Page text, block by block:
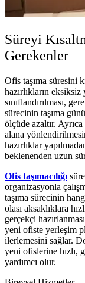
Süreyi
Gerekenler
Ofis taşıma süresini
hazırlıkların eksiksiz
sınıflandırılması,
sürecinin taşıma
ölçüde azaltır.
alana
hazırlıklar
beklenenden uzun
Ofis taşımacılığı
organizasyonla
taşıma sürecinin
olası aksaklıklara
gerçekçi
yeni ofiste yerleşim
ilerlemesini sağlar.
yeni ofislerine hızlı,
yardımcı olur.